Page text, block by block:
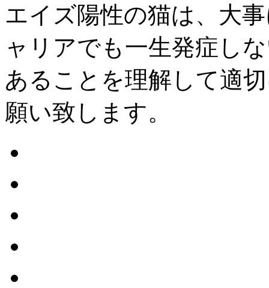
エイズ陽性の猫は、大
ャリアでも一生発症し
あることを理解して適
願い致します。